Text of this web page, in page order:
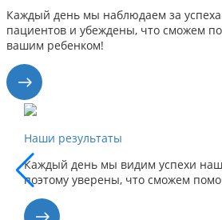
Каждый день мы наблюдаем за
пациентов и убеждены, что сможем
вашим ребенком!
Наши результаты
Каждый день мы видим успехи наших
поэтому уверены, что сможем